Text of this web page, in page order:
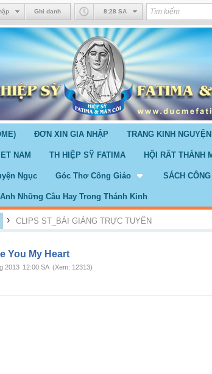
Ghi danh 8:28 SA
ĐƠN XIN GIA NHẬP TRANG KINH NGUYỆN
NAM TH HIỆP SỸ FATIMA HỘI RẤT THÁNH
Ngục Góc Thơ Công Giáo SÁCH
Những Câu Hay Trong Thánh Kinh
› CLIPS ST_BÀI GIẢNG TRỰC TUYẾN
You My Heart
2013 12:00 SA (Xem: 12313)